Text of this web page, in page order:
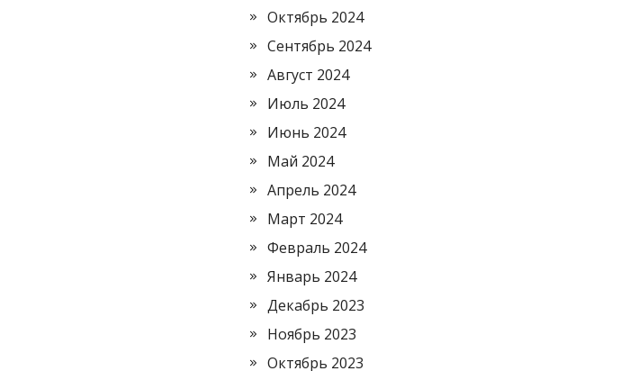
Октябрь 2024
Сентябрь 2024
Август 2024
Июль 2024
Июнь 2024
Май 2024
Апрель 2024
Март 2024
Февраль 2024
Январь 2024
Декабрь 2023
Ноябрь 2023
Октябрь 2023